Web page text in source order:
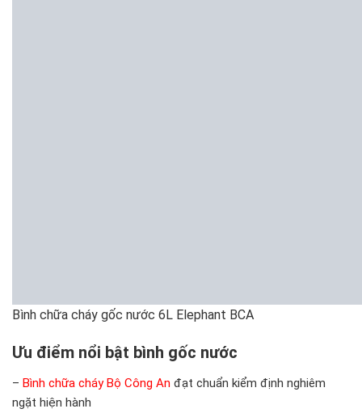
Bình chữa cháy gốc nước 6L Elephant BCA
Ưu điểm nổi bật bình gốc nước
– Bình chữa cháy Bộ Công An đạt chuẩn kiểm định nghiêm
ngặt hiện hành